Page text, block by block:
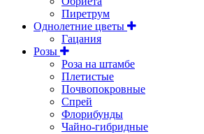
Пиретрум
Однолетние цветы
Гацания
Розы
Роза на штамбе
Плетистые
Почвопокровные
Спрей
Флорибунды
Чайно-гибридные